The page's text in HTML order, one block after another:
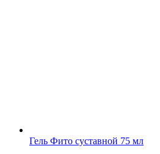
Гель Фито суставной 75 мл